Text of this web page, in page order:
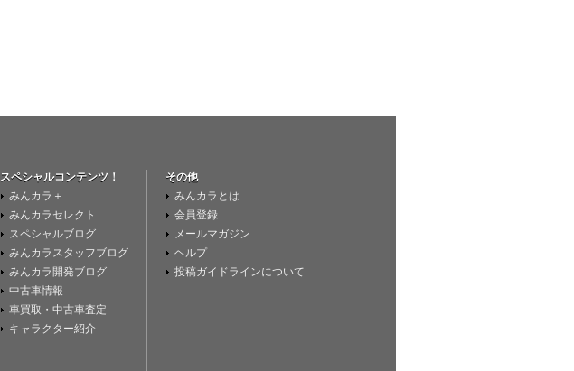
スペシャルコンテンツ！
みんカラ＋
みんカラセレクト
スペシャルブログ
みんカラスタッフブログ
みんカラ開発ブログ
中古車情報
車買取・中古車査定
キャラクター紹介
その他
みんカラとは
会員登録
メールマガジン
ヘルプ
投稿ガイドラインについて